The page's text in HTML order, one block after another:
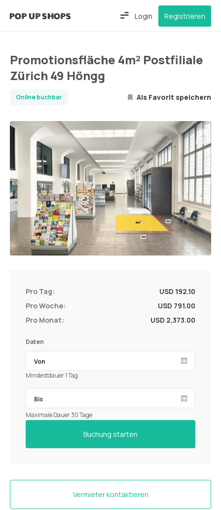
Login Registrieren
Promotionsfläche 4m² Postfiliale
Zürich 49 Höngg
Online buchbar Als Favorit speichern
Pro Tag:
Pro Woche:
Pro Monat:
USD 192.10
USD 791.00
USD 2,373.00
Daten
Mindestdauer 1 Tag
Maximale Dauer 30 Tage
Buchung starten
Vermieter kontaktieren